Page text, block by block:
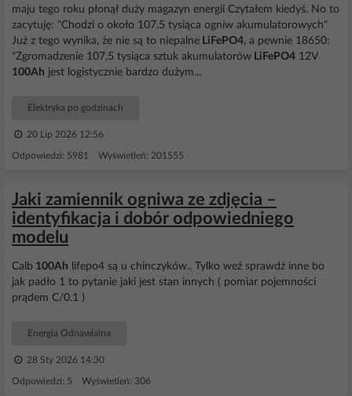
maju tego roku płonął duży magazyn energii Czytałem kiedyś. No to
zacytuję: "Chodzi o około 107,5 tysiąca ogniw akumulatorowych"
Już z tego wynika, że nie są to niepalne LiFePO4, a pewnie 18650:
"Zgromadzenie 107,5 tysiąca sztuk akumulatorów LiFePO4 12V
100Ah jest logistycznie bardzo dużym...
Elektryka po godzinach
20 Lip 2026 12:56
Odpowiedzi: 5981 Wyświetleń: 201555
Jaki zamiennik ogniwa ze zdjęcia –
identyfikacja i dobór odpowiedniego
modelu
Calb 100Ah lifepo4 są u chinczyków.. Tylko weź sprawdź inne bo
jak padło 1 to pytanie jaki jest stan innych ( pomiar pojemności
prądem C/0.1 )
Energia Odnawialna
28 Sty 2026 14:30
Odpowiedzi: 5 Wyświetleń: 306